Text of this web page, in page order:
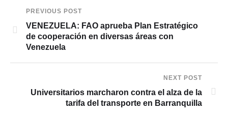
PREVIOUS POST
VENEZUELA: FAO aprueba Plan Estratégico
de cooperación en diversas áreas con
Venezuela
NEXT POST
Universitarios marcharon contra el alza de la
tarifa del transporte en Barranquilla